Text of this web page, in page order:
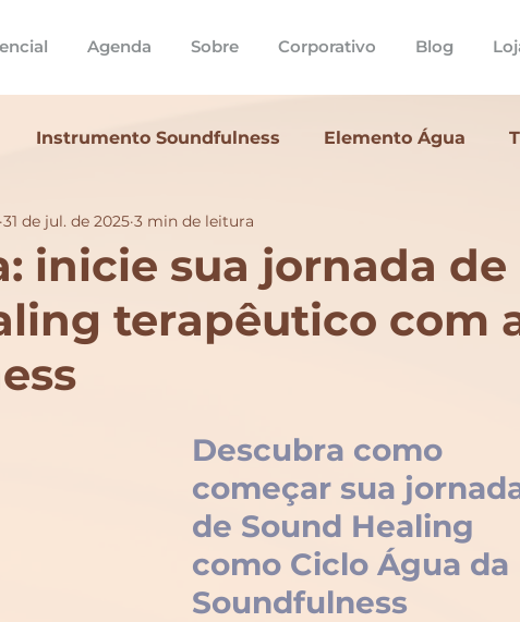
Agenda Sobre Corporativo Blog
Instrumento Soundfulness Elemento Água
soundfulness Formação Sound Healing
inicie sua jornada de
terapêutico com
31 de jul. de 2025 3 min de leitura
Descubra como
começar sua
de Sound Healing
como Ciclo Água da
Soundfulness